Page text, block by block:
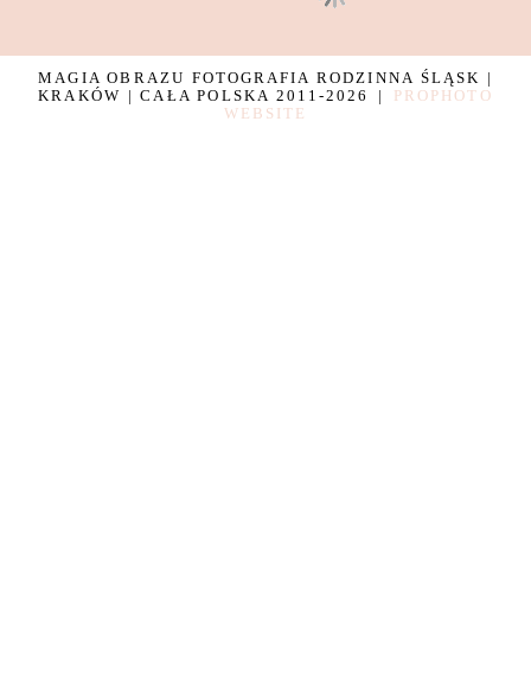
MAGIA OBRAZU FOTOGRAFIA RODZINNA ŚLĄSK |
KRAKÓW | CAŁA POLSKA 2011-2026
|
PROPHOTO
WEBSITE